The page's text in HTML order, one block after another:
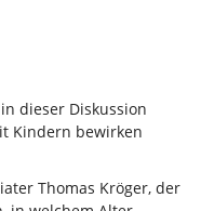
dieser Diskussion
Kindern bewirken
Thomas Kröger, der